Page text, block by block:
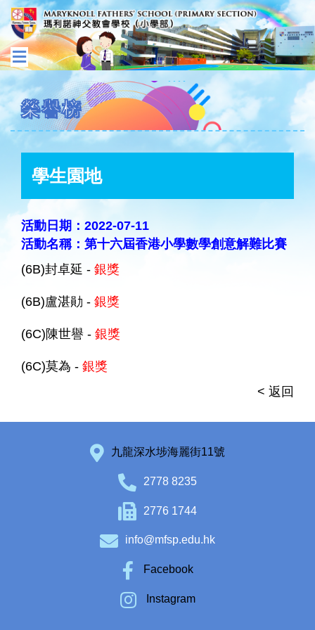
榮譽榜
學生園地
活動日期：2022-07-11
活動名稱：第十六屆香港小學數學創意解難比賽
(6B)封卓延 - 銀獎
(6B)盧湛勛 - 銀獎
(6C)陳世譽 - 銀獎
(6C)莫為 - 銀獎
< 返回
九龍深水埗海麗街11號
2778 8235
2776 1744
info@mfsp.edu.hk
Facebook
Instagram